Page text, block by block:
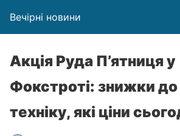
Вечірні новини
Акція Руда П’ятниця у
Фокстроті: знижки до
техніку, які ціни